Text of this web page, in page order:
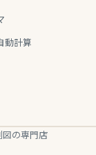
動計算
の専門店